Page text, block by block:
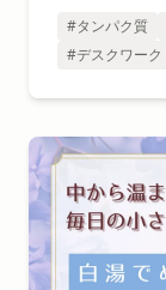
#タンパク質
#デスクワーク